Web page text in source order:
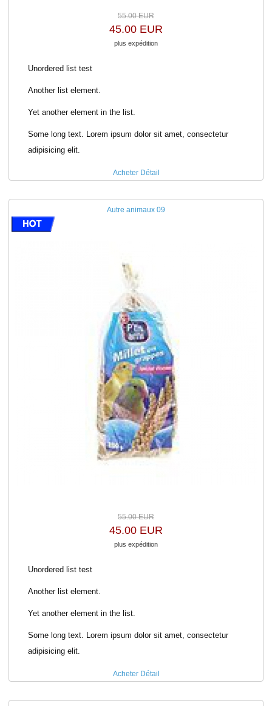
55.00 EUR
45.00 EUR
plus expédition
Unordered list test
Another list element.
Yet another element in the list.
Some long text. Lorem ipsum dolor sit amet, consectetur
adipisicing elit.
Acheter Détail
Autre animaux 09
55.00 EUR
45.00 EUR
plus expédition
Unordered list test
Another list element.
Yet another element in the list.
Some long text. Lorem ipsum dolor sit amet, consectetur
adipisicing elit.
Acheter Détail